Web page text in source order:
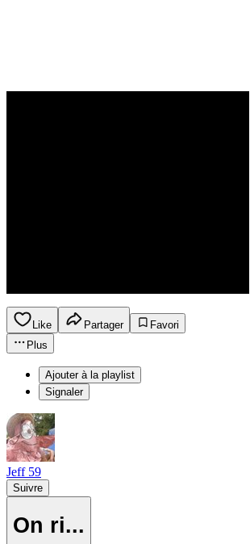
Like Partager
Favori
Plus
Ajouter à la playlist
Signaler
Jeff 59
Suivre
On ri...